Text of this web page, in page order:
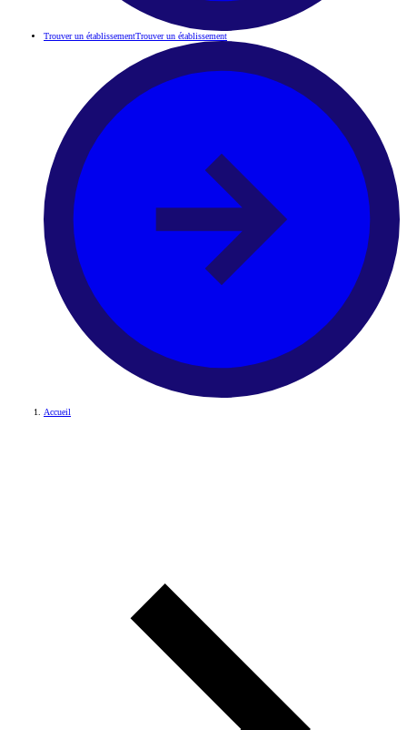
Trouver un établissementTrouver un établissement
Accueil